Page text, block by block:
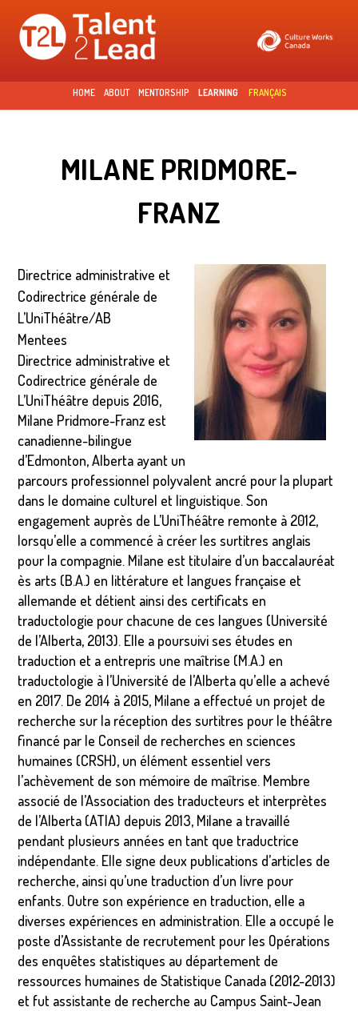
Skip to
main
content
HOME ABOUT MENTORSHIP LEARNING FRANÇAIS
MILANE PRIDMORE-
FRANZ
Directrice administrative et
Codirectrice générale de
L’UniThéâtre/AB
Mentees
Directrice administrative et
Codirectrice générale de
L’UniThéâtre depuis 2016,
Milane Pridmore-Franz est
canadienne-bilingue
d’Edmonton, Alberta ayant un
parcours professionnel polyvalent ancré pour la plupart
dans le domaine culturel et linguistique. Son
engagement auprès de L’UniThéâtre remonte à 2012,
lorsqu’elle a commencé à créer les surtitres anglais
pour la compagnie. Milane est titulaire d’un baccalauréat
ès arts (B.A.) en littérature et langues française et
allemande et détient ainsi des certificats en
traductologie pour chacune de ces langues (Université
de l’Alberta, 2013). Elle a poursuivi ses études en
traduction et a entrepris une maîtrise (M.A.) en
traductologie à l’Université de l’Alberta qu’elle a achevé
en 2017. De 2014 à 2015, Milane a effectué un projet de
recherche sur la réception des surtitres pour le théâtre
financé par le Conseil de recherches en sciences
humaines (CRSH), un élément essentiel vers
l’achèvement de son mémoire de maîtrise. Membre
associé de l’Association des traducteurs et interprètes
de l’Alberta (ATIA) depuis 2013, Milane a travaillé
pendant plusieurs années en tant que traductrice
indépendante. Elle signe deux publications d’articles de
recherche, ainsi qu’une traduction d’un livre pour
enfants. Outre son expérience en traduction, elle a
diverses expériences en administration. Elle a occupé le
poste d’Assistante de recrutement pour les Opérations
des enquêtes statistiques au département de
ressources humaines de Statistique Canada (2012-2013)
et fut assistante de recherche au Campus Saint-Jean